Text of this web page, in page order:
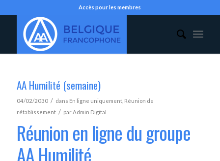
Accès pour les membres
AA Humilité (semaine)
04/02/2030 / dans En ligne uniquement, Réunion de
rétablissement / parAdmin Digital
Réunion en ligne du groupe
AA Humilité